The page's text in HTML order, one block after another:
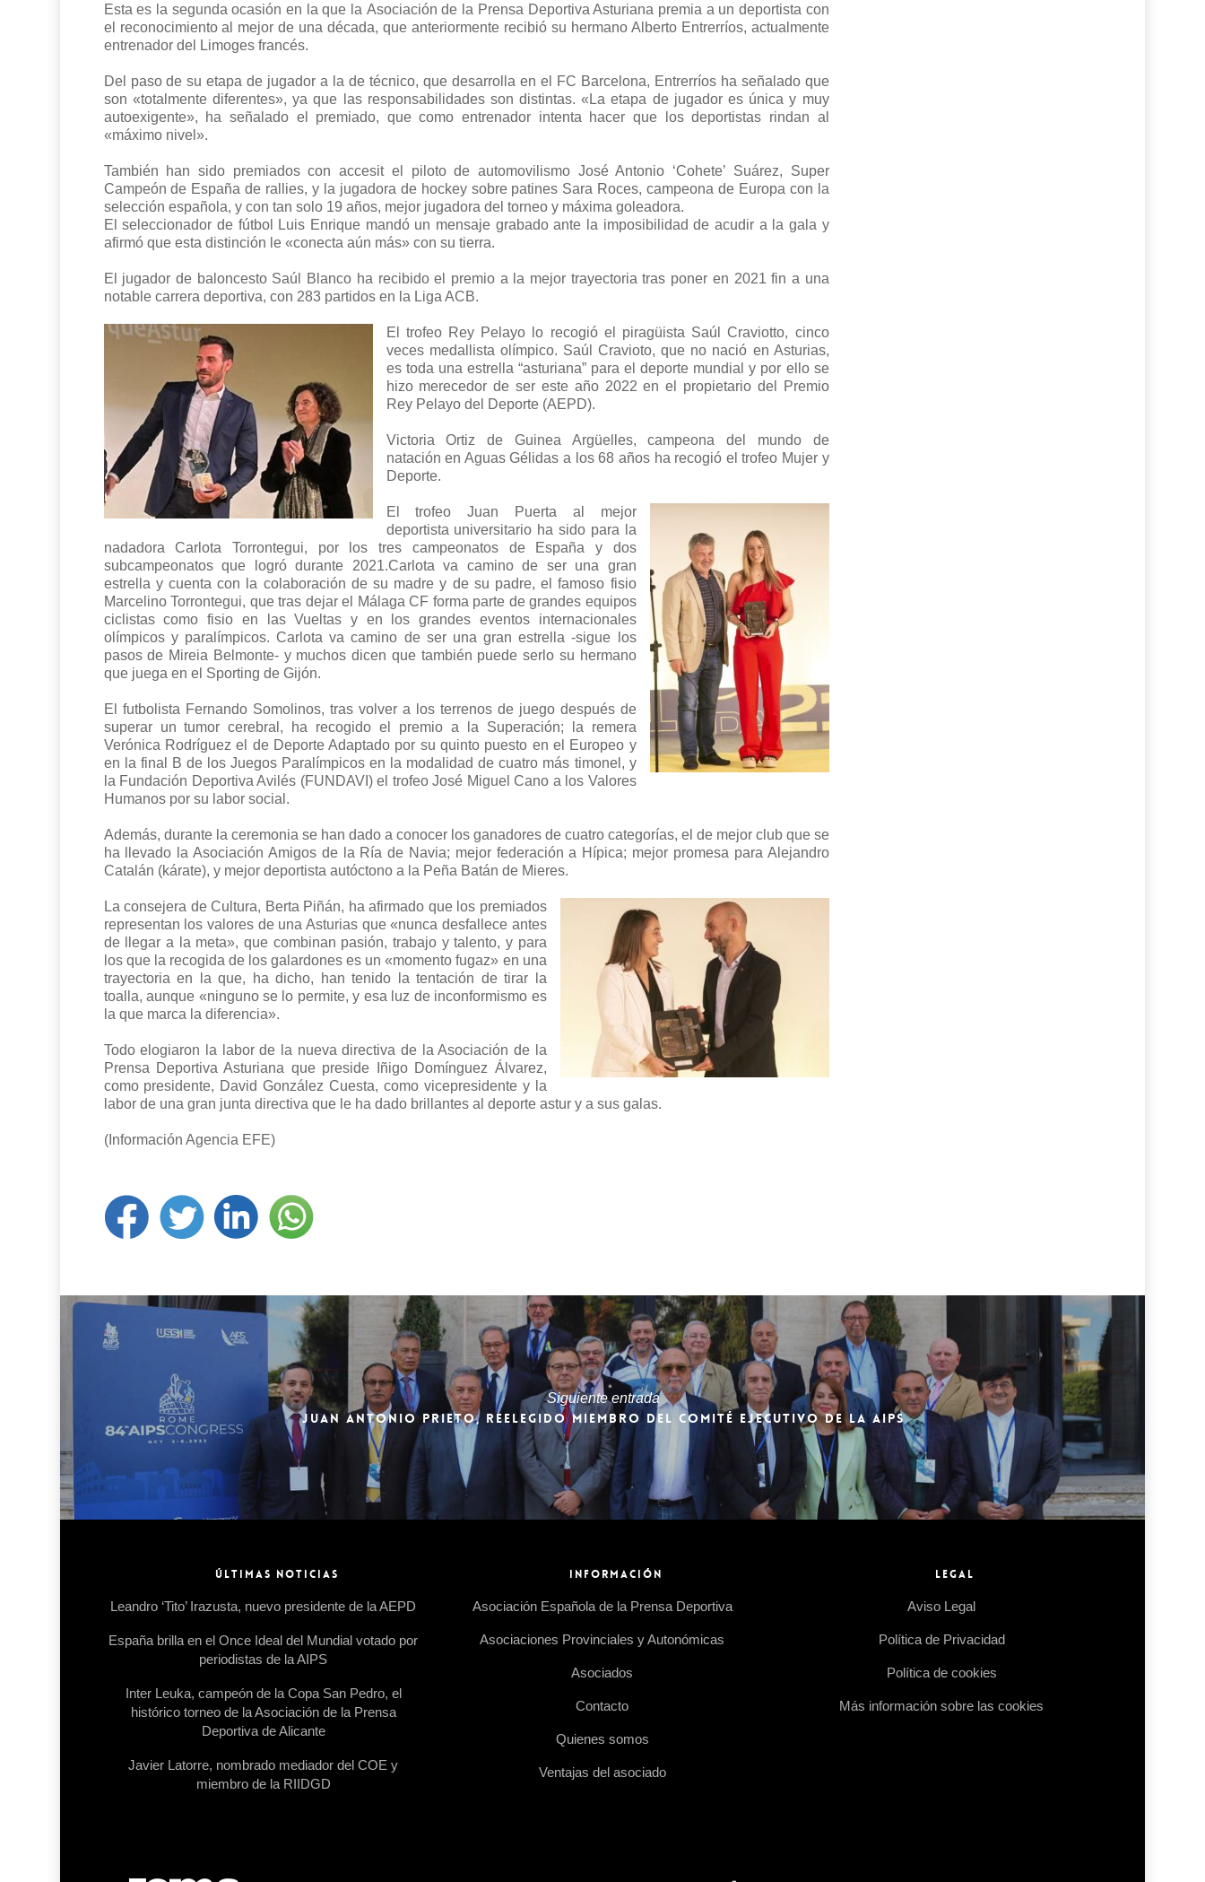
Esta es la segunda ocasión en la que la Asociación de la Prensa Deportiva Asturiana premia a un deportista con
el reconocimiento al mejor de una década, que anteriormente recibió su hermano Alberto Entrerríos, actualmente
entrenador del Limoges francés.
Del paso de su etapa de jugador a la de técnico, que desarrolla en el FC Barcelona, Entrerríos ha señalado que
son «totalmente diferentes», ya que las responsabilidades son distintas. «La etapa de jugador es única y muy
autoexigente», ha señalado el premiado, que como entrenador intenta hacer que los deportistas rindan al
«máximo nivel».
También han sido premiados con accesit el piloto de automovilismo José Antonio ‘Cohete’ Suárez, Super
Campeón de España de rallies, y la jugadora de hockey sobre patines Sara Roces, campeona de Europa con la
selección española, y con tan solo 19 años, mejor jugadora del torneo y máxima goleadora.
El seleccionador de fútbol Luis Enrique mandó un mensaje grabado ante la imposibilidad de acudir a la gala y
afirmó que esta distinción le «conecta aún más» con su tierra.
El jugador de baloncesto Saúl Blanco ha recibido el premio a la mejor trayectoria tras poner en 2021 fin a una
notable carrera deportiva, con 283 partidos en la Liga ACB.
El trofeo Rey Pelayo lo recogió el piragüista Saúl Craviotto, cinco
veces medallista olímpico. Saúl Cravioto, que no nació en Asturias,
es toda una estrella “asturiana” para el deporte mundial y por ello se
hizo merecedor de ser este año 2022 en el propietario del Premio
Rey Pelayo del Deporte (AEPD).
Victoria Ortiz de Guinea Argüelles, campeona del mundo de
natación en Aguas Gélidas a los 68 años ha recogió el trofeo Mujer y
Deporte.
El trofeo Juan Puerta al mejor
deportista universitario ha sido para la
nadadora Carlota Torrontegui, por los tres campeonatos de España y dos
subcampeonatos que logró durante 2021.Carlota va camino de ser una gran
estrella y cuenta con la colaboración de su madre y de su padre, el famoso fisio
Marcelino Torrontegui, que tras dejar el Málaga CF forma parte de grandes equipos
ciclistas como fisio en las Vueltas y en los grandes eventos internacionales
olímpicos y paralímpicos. Carlota va camino de ser una gran estrella -sigue los
pasos de Mireia Belmonte- y muchos dicen que también puede serlo su hermano
que juega en el Sporting de Gijón.
El futbolista Fernando Somolinos, tras volver a los terrenos de juego después de
superar un tumor cerebral, ha recogido el premio a la Superación; la remera
Verónica Rodríguez el de Deporte Adaptado por su quinto puesto en el Europeo y
en la final B de los Juegos Paralímpicos en la modalidad de cuatro más timonel, y
la Fundación Deportiva Avilés (FUNDAVI) el trofeo José Miguel Cano a los Valores
Humanos por su labor social.
Además, durante la ceremonia se han dado a conocer los ganadores de cuatro categorías, el de mejor club que se
ha llevado la Asociación Amigos de la Ría de Navia; mejor federación a Hípica; mejor promesa para Alejandro
Catalán (kárate), y mejor deportista autóctono a la Peña Batán de Mieres.
La consejera de Cultura, Berta Piñán, ha afirmado que los premiados
representan los valores de una Asturias que «nunca desfallece antes
de llegar a la meta», que combinan pasión, trabajo y talento, y para
los que la recogida de los galardones es un «momento fugaz» en una
trayectoria en la que, ha dicho, han tenido la tentación de tirar la
toalla, aunque «ninguno se lo permite, y esa luz de inconformismo es
la que marca la diferencia».
Todo elogiaron la labor de la nueva directiva de la Asociación de la
Prensa Deportiva Asturiana que preside Iñigo Domínguez Álvarez,
como presidente, David González Cuesta, como vicepresidente y la
labor de una gran junta directiva que le ha dado brillantes al deporte astur y a sus galas.
(Información Agencia EFE)
Siguiente entrada
JUAN ANTONIO PRIETO, REELEGIDO MIEMBRO DEL COMITÉ EJECUTIVO DE LA AIPS
ÚLTIMAS NOTICIAS
Leandro ‘Tito’ Irazusta, nuevo presidente de la AEPD
España brilla en el Once Ideal del Mundial votado por
periodistas de la AIPS
Inter Leuka, campeón de la Copa San Pedro, el
histórico torneo de la Asociación de la Prensa
Deportiva de Alicante
Javier Latorre, nombrado mediador del COE y
miembro de la RIIDGD
INFORMACIÓN
Asociación Española de la Prensa Deportiva
Asociaciones Provinciales y Autonómicas
Asociados
Contacto
Quienes somos
Ventajas del asociado
LEGAL
Aviso Legal
Política de Privacidad
Política de cookies
Más información sobre las cookies